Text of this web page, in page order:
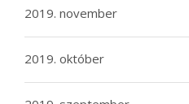
2019. november
2019. október